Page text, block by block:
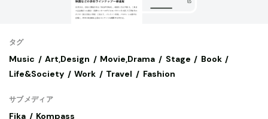
タグ
Music Art,Design Movie,Drama Stage
Book
Life&Society
Work Travel Fashion
サブメディア
Fika Kompass